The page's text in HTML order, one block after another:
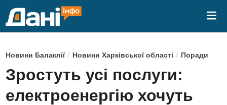
P
o
s
t
Новини Балаклії/ Новини Харківської області / Поради
Зростуть усі послуги:
електроенергію хочуть